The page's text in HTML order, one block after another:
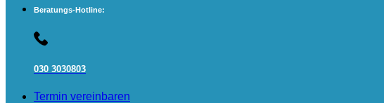
Beratungs-Hotline:
030 3030803
Termin vereinbaren